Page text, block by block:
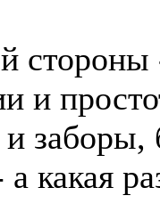
и
заборы,
какая